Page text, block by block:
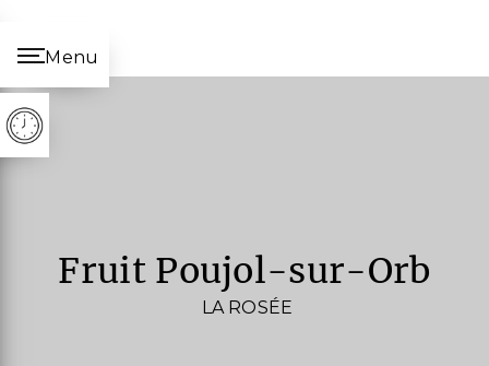
Menu
fruit Poujol-sur-Orb
LA ROSÉE